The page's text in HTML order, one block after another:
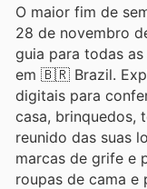
O maior fim de
28 de novembro
guia para todas
em 🇧🇷 Brazil.
digitais para
casa, brinquedos,
reunido das suas
marcas de grife e
roupas de cama e